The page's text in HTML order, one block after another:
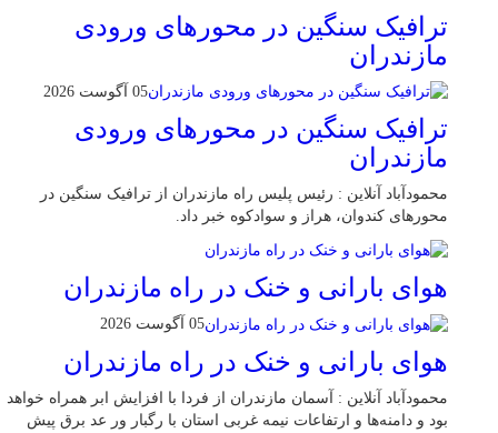
ترافیک سنگین در محور‌های ورودی
مازندران
05 آگوست 2026
ترافیک سنگین در محور‌های ورودی
مازندران
محمودآباد آنلاین : رئیس پلیس راه مازندران از ترافیک سنگین در
محور‌های کندوان، هراز و سوادکوه خبر داد.
هوای بارانی و خنک در راه مازندران
05 آگوست 2026
هوای بارانی و خنک در راه مازندران
محمودآباد آنلاین : آسمان مازندران از فردا با افزایش ابر همراه خواهد
بود و دامنه‌ها و ارتفاعات نیمه غربی استان با رگبار ور عد برق پیش